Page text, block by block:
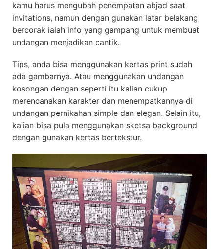
kamu harus mengubah penempatan abjad saat
invitations, namun dengan gunakan latar belakang
bercorak ialah info yang gampang untuk membuat
undangan menjadikan cantik.
Tips, anda bisa menggunakan kertas print sudah
ada gambarnya. Atau menggunakan undangan
kosongan dengan seperti itu kalian cukup
merencanakan karakter dan menempatkannya di
undangan pernikahan simple dan elegan. Selain itu,
kalian bisa pula menggunakan sketsa background
dengan gunakan kertas bertekstur.